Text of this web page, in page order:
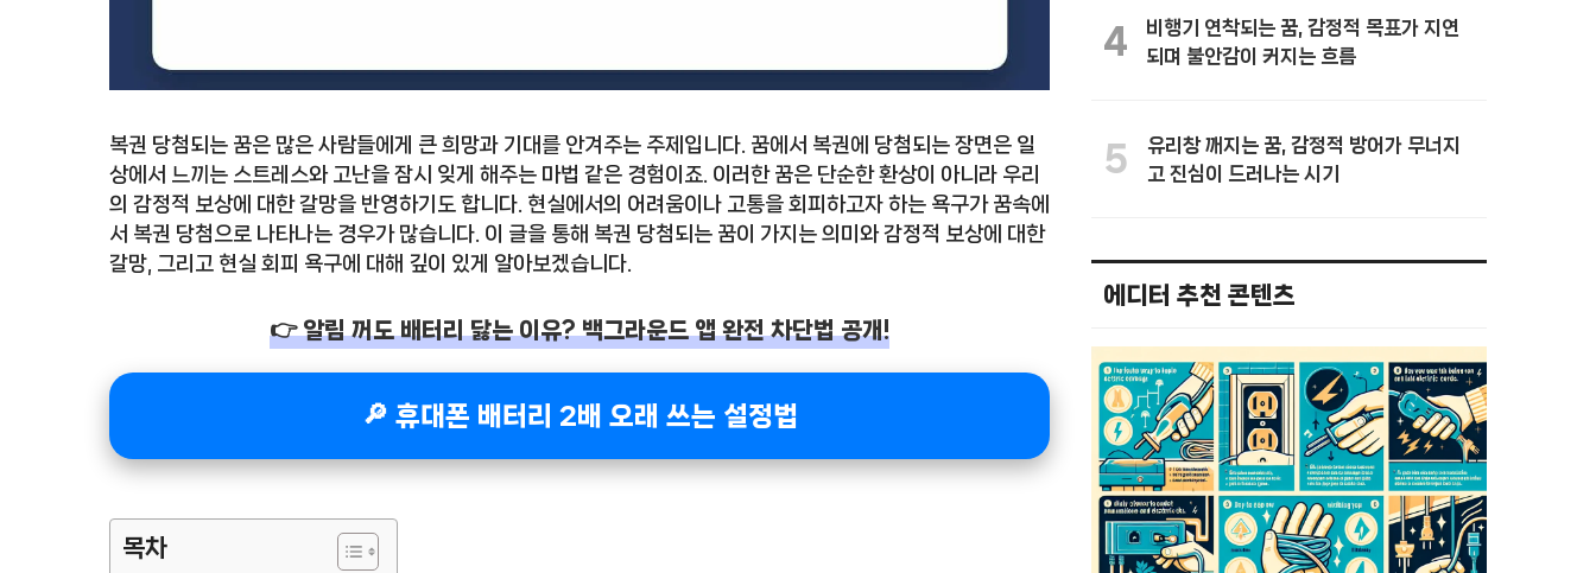
복권 당첨되는 꿈은 많은 사람들에게 큰 희망과 기대를 안겨주는 주제입니다. 꿈에서 복권에 당첨되는 장면은 일
상에서 느끼는 스트레스와 고난을 잠시 잊게 해주는 마법 같은 경험이죠. 이러한 꿈은 단순한 환상이 아니라 우리
의 감정적 보상에 대한 갈망을 반영하기도 합니다. 현실에서의 어려움이나 고통을 회피하고자 하는 욕구가 꿈속에
서 복권 당첨으로 나타나는 경우가 많습니다. 이 글을 통해 복권 당첨되는 꿈이 가지는 의미와 감정적 보상에 대한
갈망, 그리고 현실 회피 욕구에 대해 깊이 있게 알아보겠습니다.
👉 알림 꺼도 배터리 닳는 이유? 백그라운드 앱 완전 차단법 공개!
🔎 휴대폰 배터리 2배 오래 쓰는 설정법
목차
4
비행기 연착되는 꿈, 감정적 목표가 지연
되며 불안감이 커지는 흐름
5
유리창 깨지는 꿈, 감정적 방어가 무너지
고 진심이 드러나는 시기
에디터 추천 콘텐츠